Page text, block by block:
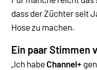
dass der Züchter seit
Hose zu machen.
Ein paar Stimmen
„Ich habe Channel+